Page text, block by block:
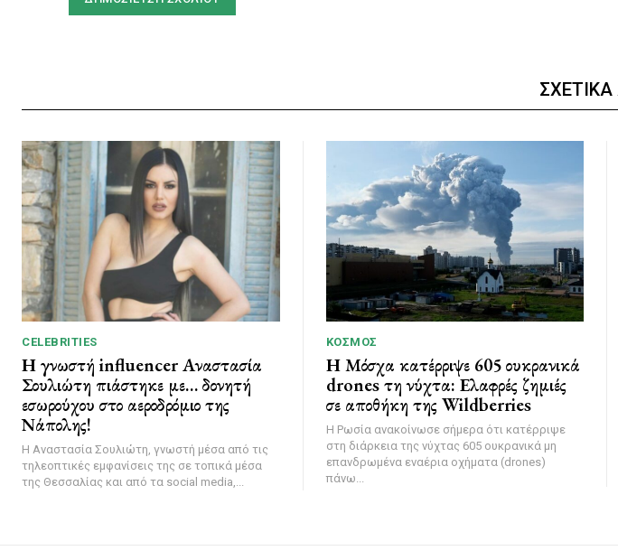
CELEBRITIES
Η γνωστή influencer Αναστασία
Σουλιώτη πιάστηκε με… δονητή
εσωρούχου στο αεροδρόμιο της
Νάπολης!
Η Αναστασία Σουλιώτη, γνωστή μέσα από τις
τηλεοπτικές εμφανίσεις της σε τοπικά μέσα
της Θεσσαλίας και από τα social media,...
ΚΌΣΜΟΣ
Η Μόσχα κατέρριψε 605 ουκρανικά
drones τη νύχτα: Ελαφρές ζημιές
σε αποθήκη της Wildberries
Η Ρωσία ανακοίνωσε σήμερα ότι κατέρριψε
στη διάρκεια της νύχτας 605 ουκρανικά μη
επανδρωμένα εναέρια οχήματα (drones)
πάνω...